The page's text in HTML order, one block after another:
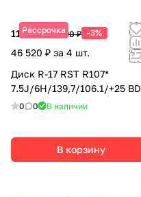
Рассрочка
11 630 ₽11 990 ₽ -3%
46 520 ₽ за 4 шт.
Диск R-17 RST R107*
7.5J/6H/139,7/106.1/+25 BD
0 0 В наличии
В корзину